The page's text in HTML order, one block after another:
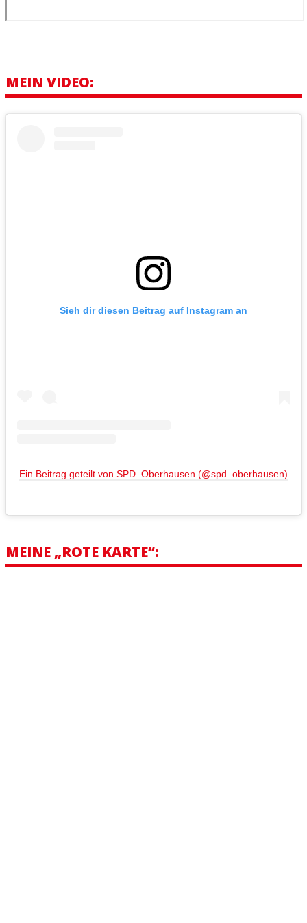
MEIN VIDEO:
Sieh dir diesen Beitrag auf Instagram an
Ein Beitrag geteilt von SPD_Oberhausen (@spd_oberhausen)
MEINE „ROTE KARTE“: